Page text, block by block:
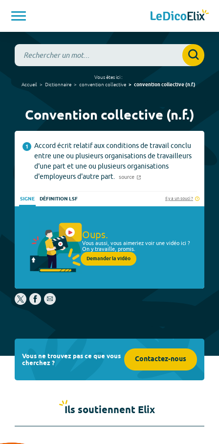
Vous êtes ici :
Accueil
Dictionnaire convention collective convention collective(n.f.)
Convention collective (n.f.)
1
Accord écrit relatif aux conditions de travail conclu
entre une ou plusieurs organisations de travailleurs
d'une part et une ou plusieurs organisations
d'employeurs d'autre part.
source
SIGNE DÉFINITION LSF Il y a un souci ?
Oups.
Vous aussi, vous aimeriez voir une vidéo ici ?
On y travaille, promis.
Demander la vidéo
Vous ne trouvez pas ce que vous
cherchez ? Contactez-nous
Ils soutiennent Elix